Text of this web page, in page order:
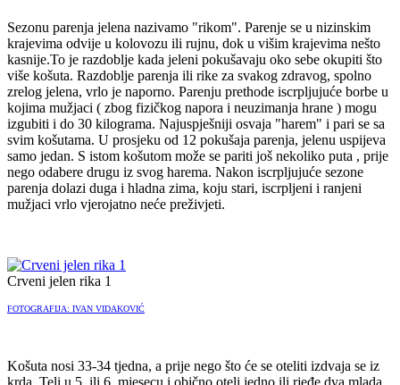
Sezonu parenja jelena nazivamo "rikom". Parenje se u nizinskim
krajevima odvije u kolovozu ili rujnu, dok u višim krajevima nešto
kasnije.To je razdoblje kada jeleni pokušavaju oko sebe okupiti što
više košuta. Razdoblje parenja ili rike za svakog zdravog, spolno
zrelog jelena, vrlo je naporno. Parenju prethode iscrpljujuće borbe u
kojima mužjaci ( zbog fizičkog napora i neuzimanja hrane ) mogu
izgubiti i do 30 kilograma. Najuspješniji osvaja "harem" i pari se sa
svim košutama. U prosjeku od 12 pokušaja parenja, jelenu uspijeva
samo jedan. S istom košutom može se pariti još nekoliko puta , prije
nego odabere drugu iz svog harema. Nakon iscrpljujuće sezone
parenja dolazi duga i hladna zima, koju stari, iscrpljeni i ranjeni
mužjaci vrlo vjerojatno neće preživjeti.
Crveni jelen rika 1
FOTOGRAFIJA: IVAN VIDAKOVIĆ
Košuta nosi 33-34 tjedna, a prije nego što će se oteliti izdvaja se iz
krda. Teli u 5. ili 6. mjesecu i obično oteli jedno ili rjeđe dva mlada.